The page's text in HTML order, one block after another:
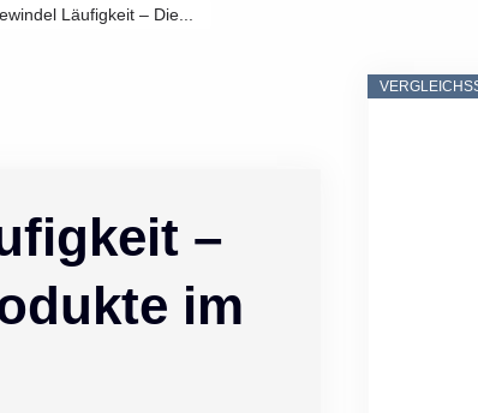
Läufigkeit – Die...
–
im